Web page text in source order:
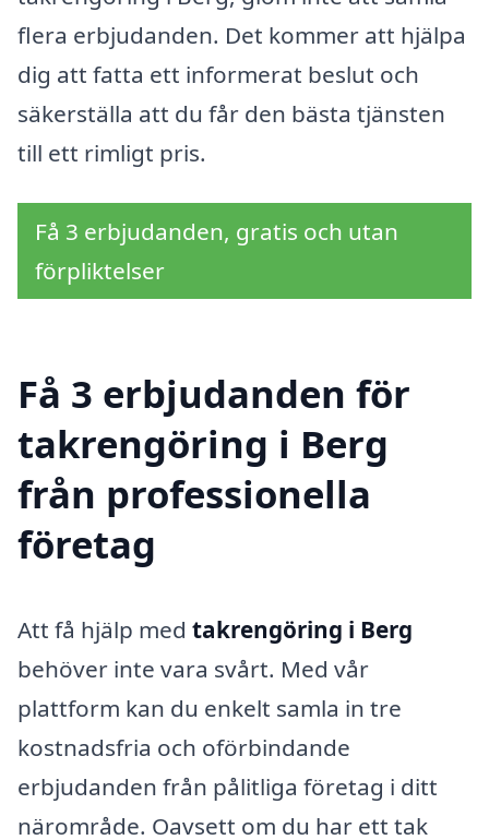
flera erbjudanden. Det kommer att hjälpa
dig att fatta ett informerat beslut och
säkerställa att du får den bästa tjänsten
till ett rimligt pris.
Få 3 erbjudanden, gratis och utan
förpliktelser
Få 3 erbjudanden för
takrengöring i Berg
från professionella
företag
Att få hjälp med takrengöring i Berg
behöver inte vara svårt. Med vår
plattform kan du enkelt samla in tre
kostnadsfria och oförbindande
erbjudanden från pålitliga företag i ditt
närområde. Oavsett om du har ett tak